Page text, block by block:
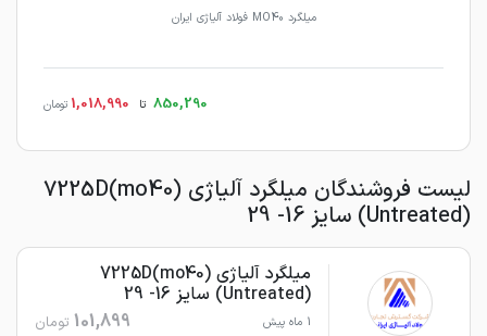
میلگرد MO40 فولاد آلیاژی ایران
850,290 تا 1,018,990 تومان
لیست فروشندگان میلگرد آلیاژی 7225D(mo40)
(Untreated) سایز 16- 29
میلگرد آلیاژی 7225D(mo40)
(Untreated) سایز 16- 29
1 ماه پیش 101,899 تومان